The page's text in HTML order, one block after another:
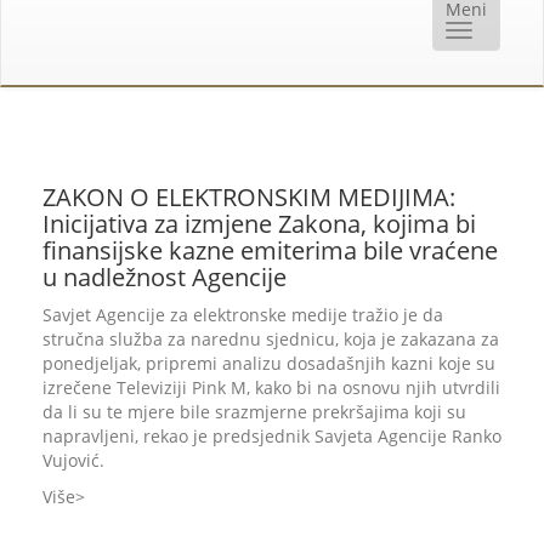
ZAKON O ELEKTRONSKIM MEDIJIMA:
Inicijativa za izmjene Zakona, kojima bi
finansijske kazne emiterima bile vraćene
u nadležnost Agencije
Savjet Agencije za elektronske medije tražio je da
stručna služba za narednu sjednicu, koja je zakazana za
ponedjeljak, pripremi analizu dosadašnjih kazni koje su
izrečene Televiziji Pink M, kako bi na osnovu njih utvrdili
da li su te mjere bile srazmjerne prekršajima koji su
napravljeni, rekao je predsjednik Savjeta Agencije Ranko
Vujović.
Više